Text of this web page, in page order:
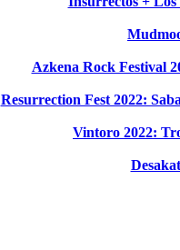
Azkena Rock Festival
Resurrection Fest 2022:
Vintoro 2022: